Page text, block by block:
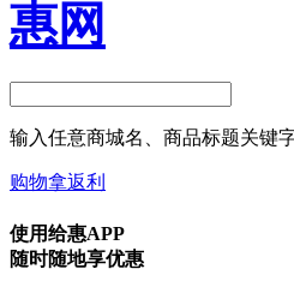
输入任意商城名、商品标题关键
购物拿返利
使用给惠APP
随时随地享优惠